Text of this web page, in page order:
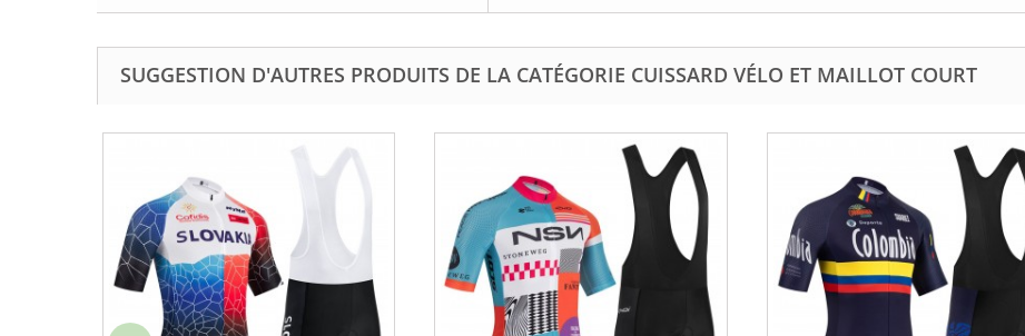
SUGGESTION D'AUTRES PRODUITS DE LA CATÉGORIE CUISSARD VÉLO ET MAILLOT COURT